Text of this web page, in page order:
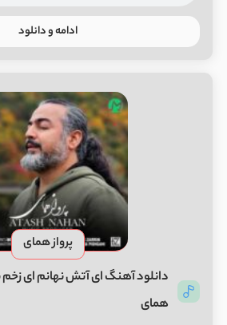
ادامه و دانلود
پرواز همای
دانلود آهنگ ای آتش نهانم ای زخم
همای